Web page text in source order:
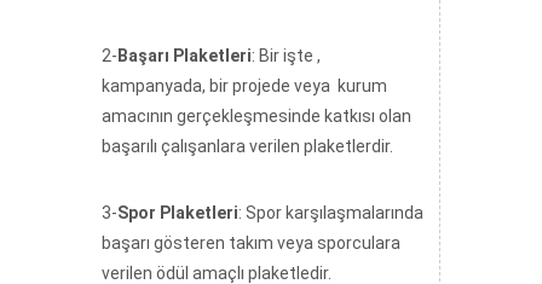
2- Başarı Plaketleri: Bir işte ,
kampanyada, bir projede veya kurum
amacının gerçekleşmesinde katkısı olan
başarılı çalışanlara verilen plaketlerdir.
3-Spor Plaketleri: Spor karşılaşmalarında
başarı gösteren takım veya sporculara
verilen ödül amaçlı plaketledir.